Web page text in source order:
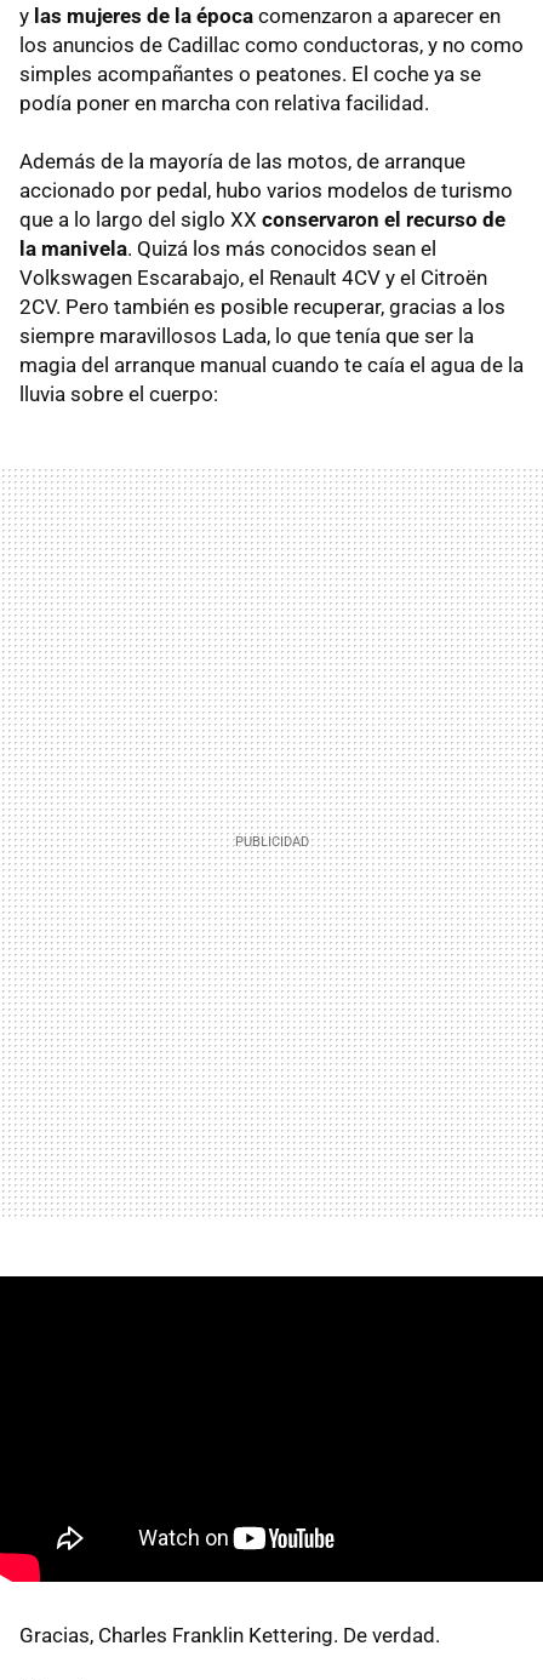
y las mujeres de la época comenzaron a aparecer en
los anuncios de Cadillac como conductoras, y no como
simples acompañantes o peatones. El coche ya se
podía poner en marcha con relativa facilidad.
Además de la mayoría de las motos, de arranque
accionado por pedal, hubo varios modelos de turismo
que a lo largo del siglo XX conservaron el recurso de
la manivela. Quizá los más conocidos sean el
Volkswagen Escarabajo, el Renault 4CV y el Citroën
2CV. Pero también es posible recuperar, gracias a los
siempre maravillosos Lada, lo que tenía que ser la
magia del arranque manual cuando te caía el agua de la
lluvia sobre el cuerpo:
Gracias, Charles Franklin Kettering. De verdad.